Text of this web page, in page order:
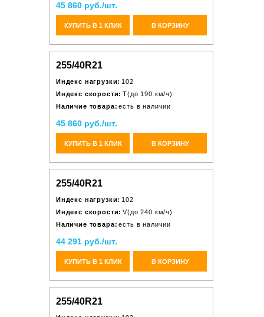
45 860 руб./шт.
КУПИТЬ В 1 КЛИК В КОРЗИНУ
255/40R21
Индекс нагрузки: 102
Индекс скорости: T(до 190 км/ч)
Наличие товара: есть в наличии
45 860 руб./шт.
КУПИТЬ В 1 КЛИК В КОРЗИНУ
255/40R21
Индекс нагрузки: 102
Индекс скорости: V(до 240 км/ч)
Наличие товара: есть в наличии
44 291 руб./шт.
КУПИТЬ В 1 КЛИК В КОРЗИНУ
255/40R21